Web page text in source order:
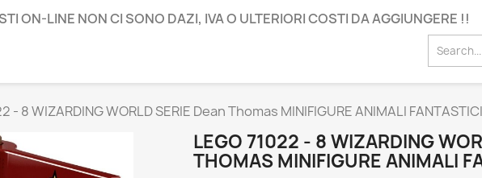
ON-LINE NON CI SONO DAZI, IVA O ULTERIORI COSTI DA AGGIUNGERE !!
- 8 WIZARDING WORLD SERIE Dean Thomas MINIFIGURE ANIMALI FANTASTICI
LEGO 71022 - 8 WIZARDING
THOMAS MINIFIGURE ANIMALI